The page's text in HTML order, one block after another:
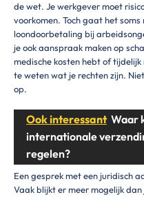
de wet. Je werkgever moet
voorkomen. Toch gaat het
loondoorbetaling bij
je ook aanspraak maken op
medische kosten hebt of
te weten wat je rechten zijn.
op.
Ook interessant Waar
internationale
regelen?
Een gesprek met een juridisch
Vaak blijkt er meer mogelijk